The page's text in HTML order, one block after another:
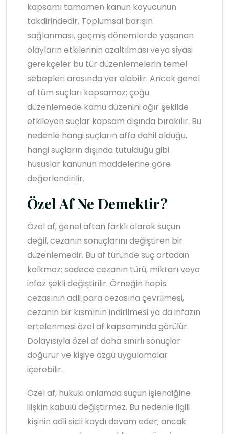
kapsamı tamamen kanun koyucunun
takdirindedir. Toplumsal barışın
sağlanması, geçmiş dönemlerde yaşanan
olayların etkilerinin azaltılması veya siyasi
gerekçeler bu tür düzenlemelerin temel
sebepleri arasında yer alabilir. Ancak genel
af tüm suçları kapsamaz; çoğu
düzenlemede kamu düzenini ağır şekilde
etkileyen suçlar kapsam dışında bırakılır. Bu
nedenle hangi suçların affa dahil olduğu,
hangi suçların dışında tutulduğu gibi
hususlar kanunun maddelerine göre
değerlendirilir.
Özel Af Ne Demektir?
Özel af, genel aftan farklı olarak suçun
değil, cezanın sonuçlarını değiştiren bir
düzenlemedir. Bu af türünde suç ortadan
kalkmaz; sadece cezanın türü, miktarı veya
infaz şekli değiştirilir. Örneğin hapis
cezasının adli para cezasına çevrilmesi,
cezanın bir kısmının indirilmesi ya da infazın
ertelenmesi özel af kapsamında görülür.
Dolayısıyla özel af daha sınırlı sonuçlar
doğurur ve kişiye özgü uygulamalar
içerebilir.
Özel af, hukuki anlamda suçun işlendiğine
ilişkin kabulü değiştirmez. Bu nedenle ilgili
kişinin adli sicil kaydı devam eder; ancak